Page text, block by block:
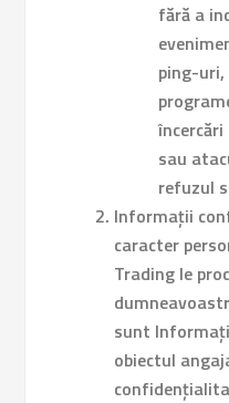
fără a
ping-
sau
refuzul
Informații
caracter
Trading le
sunt
obiectul